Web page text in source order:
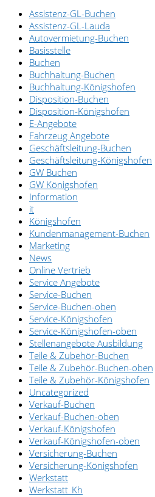
Assistenz-GL-Buchen
Assistenz-GL-Lauda
Autovermietung-Buchen
Basisstelle
Buchen
Buchhaltung-Buchen
Buchhaltung-Königshofen
Disposition-Buchen
Disposition-Königshofen
E-Angebote
Fahrzeug Angebote
Geschäftsleitung-Buchen
Geschäftsleitung-Königshofen
GW Buchen
GW Königshofen
Information
it
Königshofen
Kundenmanagement-Buchen
Marketing
News
Online Vertrieb
Service Angebote
Service-Buchen
Service-Buchen-oben
Service-Königshofen
Service-Königshofen-oben
Stellenangebote Ausbildung
Teile & Zubehör-Buchen
Teile & Zubehör-Buchen-oben
Teile & Zubehör-Königshofen
Uncategorized
Verkauf-Buchen
Verkauf-Buchen-oben
Verkauf-Königshofen
Verkauf-Königshofen-oben
Versicherung-Buchen
Versicherung-Königshofen
Werkstatt
Werkstatt_Kh